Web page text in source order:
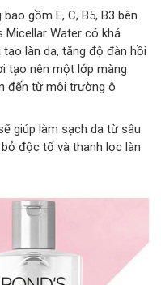
gồm E, C, B5, B3 bên
Micellar Water có khả
làn da, tăng độ đàn hồi
tạo nên một lớp màng
đến từ môi trường ô
giúp làm sạch da từ sâu
độc tố và thanh lọc làn